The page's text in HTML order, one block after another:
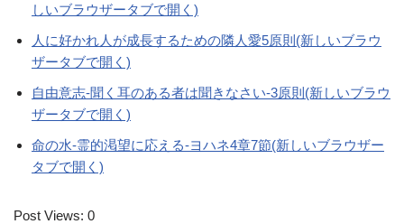
しいブラウザータブで開く)
人に好かれ人が成長するための隣人愛5原則(新しいブラウ
ザータブで開く)
自由意志-聞く耳のある者は聞きなさい-3原則(新しいブラウ
ザータブで開く)
命の水-霊的渇望に応える-ヨハネ4章7節(新しいブラウザー
タブで開く)
Post Views: 0